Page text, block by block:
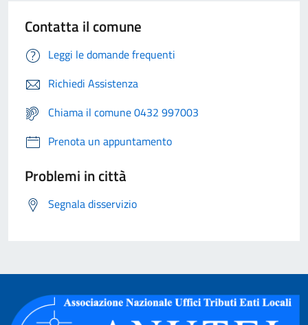
Contatta il comune
Leggi le domande frequenti
Richiedi Assistenza
Chiama il comune 0432 997003
Prenota un appuntamento
Problemi in città
Segnala disservizio